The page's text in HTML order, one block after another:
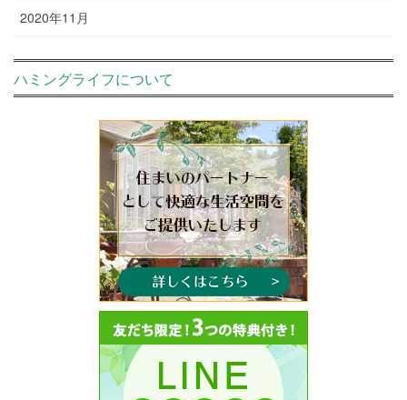
2020年11月
ハミングライフについて